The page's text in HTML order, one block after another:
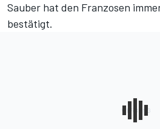
Sauber hat den Franzosen
bestätigt.